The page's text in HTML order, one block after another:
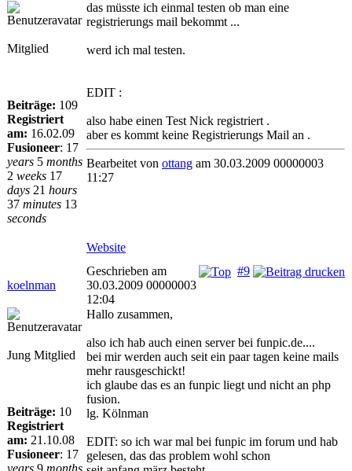
Mitglied
Beiträge: 109
Registriert
am: 16.02.09
Fusioneer: 17
years 5 months
2 weeks 17
days 21 hours
37 minutes 13
seconds
das müsste ich einmal testen ob man eine
registrierungs mail bekommt ...
werd ich mal testen.
EDIT :
also habe einen Test Nick registriert .
aber es kommt keine Registrierungs Mail an .
Bearbeitet von ottang am 30.03.2009 00000003
11:27
Website
koelnman
#9
Geschrieben am
30.03.2009 00000003
12:04
Jung Mitglied
Beiträge: 10
Registriert
am: 21.10.08
Fusioneer: 17
years 9 months
Hallo zusammen,
also ich hab auch einen server bei funpic.de....
bei mir werden auch seit ein paar tagen keine mails
mehr rausgeschickt!
ich glaube das es an funpic liegt und nicht an php
fusion.
lg. Kölnman
EDIT: so ich war mal bei funpic im forum und hab
gelesen, das das problem wohl schon